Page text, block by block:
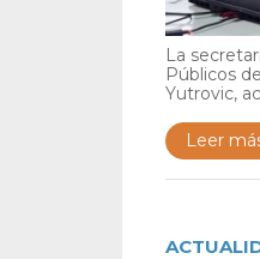
La
Públicos
Yutrovic,
Leer